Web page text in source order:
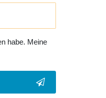
habe. Meine